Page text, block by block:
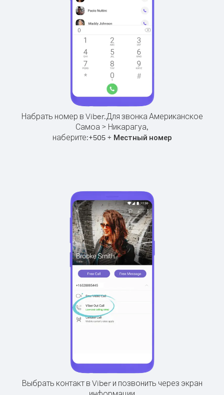
Набрать номер в Viber.Для звонка Американское
Самоа > Никарагуа,
наберите:+505+ Местный номер
Выбрать контакт в Viber и позвонить через экран